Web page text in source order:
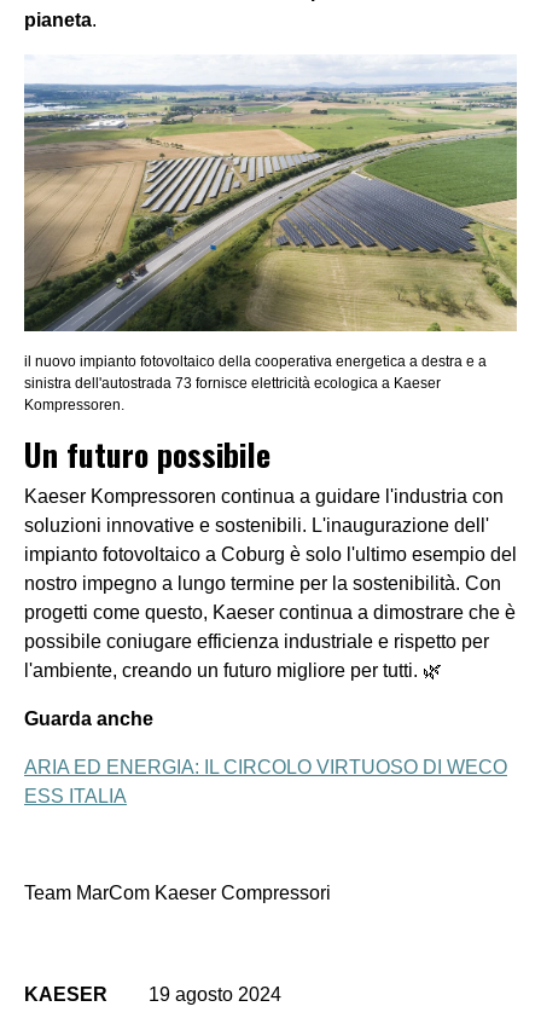
pianeta.
il nuovo impianto fotovoltaico della cooperativa energetica a destra e a
sinistra dell'autostrada 73 fornisce elettricità ecologica a Kaeser
Kompressoren.
Un futuro possibile
Kaeser Kompressoren continua a guidare l'industria con
soluzioni innovative e sostenibili. L'inaugurazione dell'
impianto fotovoltaico a Coburg è solo l'ultimo esempio del
nostro impegno a lungo termine per la sostenibilità. Con
progetti come questo, Kaeser continua a dimostrare che è
possibile coniugare efficienza industriale e rispetto per
l'ambiente, creando un futuro migliore per tutti. 🌿
Guarda anche
ARIA ED ENERGIA: IL CIRCOLO VIRTUOSO DI WECO
ESS ITALIA
Team MarCom Kaeser Compressori
KAESER 19 agosto 2024